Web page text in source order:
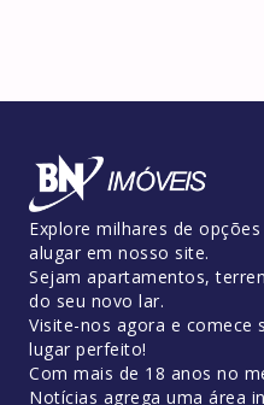
Explore milhares de
alugar em nosso site.
Sejam apartamentos,
do seu novo lar.
Visite-nos agora e comece
lugar perfeito!
Com mais de 18 anos no
Notícias agrega uma área